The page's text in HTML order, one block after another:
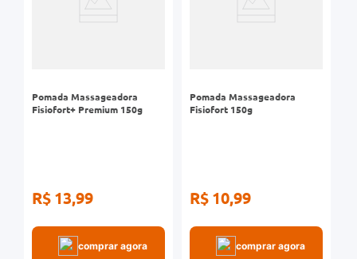
Pomada Massageadora
Fisiofort+ Premium 150g
R$ 13,99
comprar agora
Pomada Massageadora
Fisiofort 150g
R$ 10,99
comprar agora